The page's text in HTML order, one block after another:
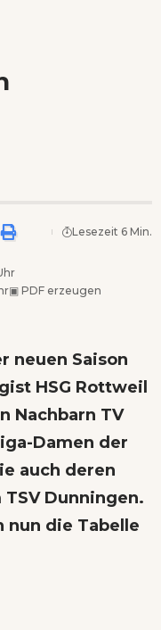
▣ PDF erzeugen
Lesezeit 6 Min.
neuen Saison
HSG Rottweil
Nachbarn TV
Damen der
auch deren
Dunningen.
die Tabelle